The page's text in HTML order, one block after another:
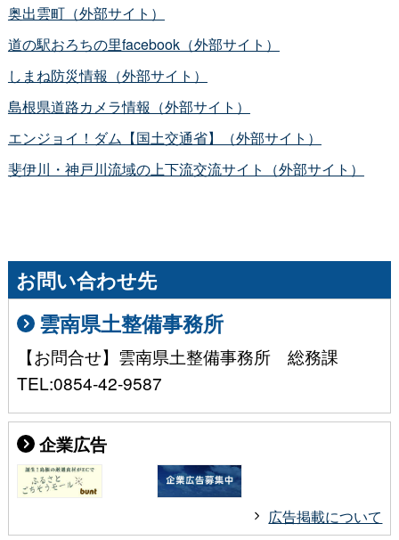
奥出雲町（外部サイト）
道の駅おろちの里facebook（外部サイト）
しまね防災情報（外部サイト）
島根県道路カメラ情報（外部サイト）
エンジョイ！ダム【国土交通省】（外部サイト）
斐伊川・神戸川流域の上下流交流サイト（外部サイト）
お問い合わせ先
雲南県土整備事務所
【お問合せ】雲南県土整備事務所 総務課
TEL:0854-42-9587
企業広告
広告掲載について